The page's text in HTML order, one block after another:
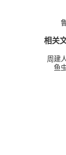
相关
周建
鱼